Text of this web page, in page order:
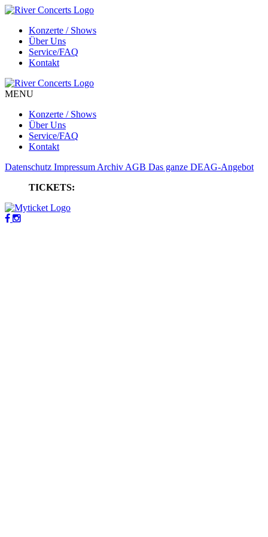
Konzerte / Shows
Über Uns
Service/FAQ
Kontakt
MENU
Konzerte / Shows
Über Uns
Service/FAQ
Kontakt
Datenschutz Impressum Archiv AGB Das ganze DEAG-Angebot
TICKETS: